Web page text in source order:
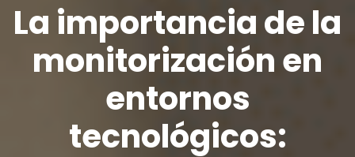
La importancia de la
monitorización en
entornos
tecnológicos: